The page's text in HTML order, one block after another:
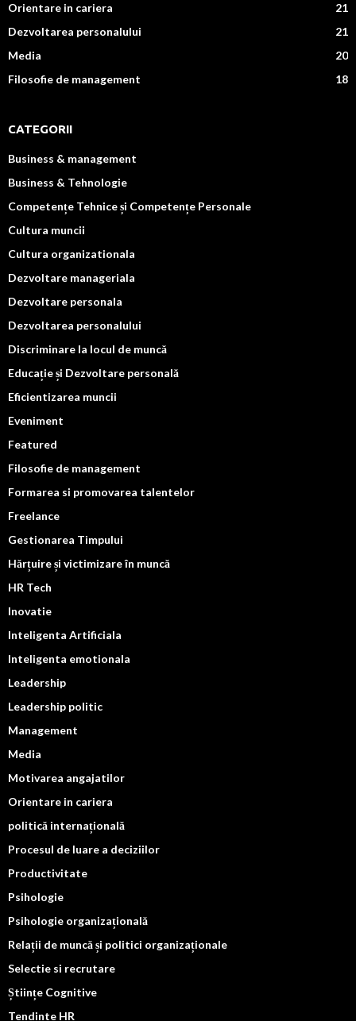
Orientare in cariera
21
Dezvoltarea personalului
21
Media
20
Filosofie de management
18
CATEGORII
Business & management
Business & Tehnologie
Competențe Tehnice și Competențe Personale
Cultura muncii
Cultura organizationala
Dezvoltare manageriala
Dezvoltare personala
Dezvoltarea personalului
Discriminare la locul de muncă
Educație și Dezvoltare personală
Eficientizarea muncii
Eveniment
Featured
Filosofie de management
Formarea si promovarea talentelor
Freelance
Gestionarea Timpului
Hărțuire și victimizare în muncă
HR Tech
Inovatie
Inteligenta Artificiala
Inteligenta emotionala
Leadership
Leadership politic
Management
Media
Motivarea angajatilor
Orientare in cariera
politică internațională
Procesul de luare a deciziilor
Productivitate
Psihologie
Psihologie organizațională
Relații de muncă și politici organizaționale
Selectie si recrutare
Științe Cognitive
Tendinte HR